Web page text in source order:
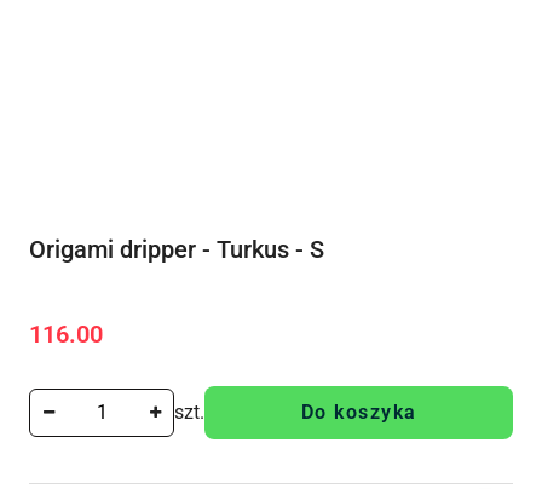
Origami dripper - Turkus - S
Cena:
116.00
szt. Do koszyka